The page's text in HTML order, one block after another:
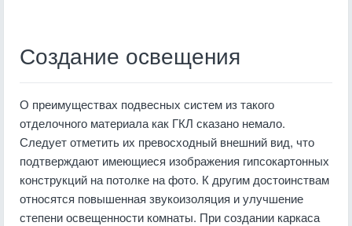
Создание освещения
О преимуществах подвесных систем из такого
отделочного материала как ГКЛ сказано немало.
Следует отметить их превосходный внешний вид, что
подтверждают имеющиеся изображения гипсокартонных
конструкций на потолке на фото. К другим достоинствам
относятся повышенная звукоизоляция и улучшение
степени освещенности комнаты. При создании каркаса